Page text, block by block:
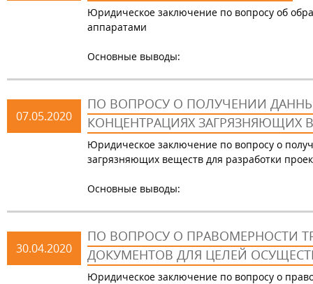
Юридическое заключение по вопросу об
аппаратами
Основные выводы:
07.05.2020
ПО ВОПРОСУ О ПОЛУЧЕНИИ
КОНЦЕНТРАЦИЯХ ЗАГРЯЗНЯЮЩИХ
Юридическое заключение по вопросу о
загрязняющих веществ для разработки
Основные выводы:
30.04.2020
ПО ВОПРОСУ О ПРАВОМЕРНОСТИ
ДОКУМЕНТОВ ДЛЯ ЦЕЛЕЙ
Юридическое заключение по вопросу о